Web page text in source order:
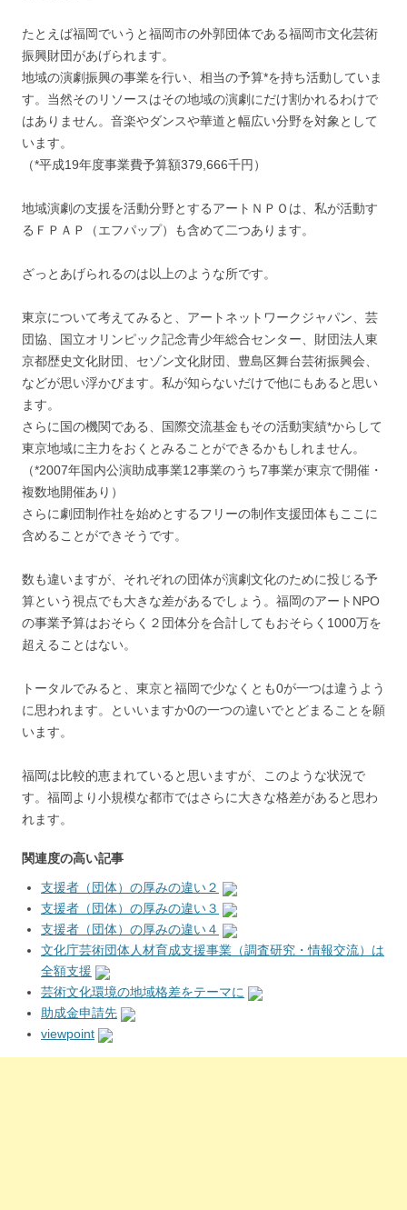
たとえば福岡でいうと福岡市の外郭団体である福岡市文化芸術
振興財団があげられます。
地域の演劇振興の事業を行い、相当の予算*を持ち活動していま
す。当然そのリソースはその地域の演劇にだけ割かれるわけで
はありません。音楽やダンスや華道と幅広い分野を対象として
います。
（*平成19年度事業費予算額379,666千円）
地域演劇の支援を活動分野とするアートＮＰＯは、私が活動す
るＦＰＡＰ（エフパップ）も含めて二つあります。
ざっとあげられるのは以上のような所です。
東京について考えてみると、アートネットワークジャパン、芸
団協、国立オリンピック記念青少年総合センター、財団法人東
京都歴史文化財団、セゾン文化財団、豊島区舞台芸術振興会、
などが思い浮かびます。私が知らないだけで他にもあると思い
ます。
さらに国の機関である、国際交流基金もその活動実績*からして
東京地域に主力をおくとみることができるかもしれません。
（*2007年国内公演助成事業12事業のうち7事業が東京で開催・
複数地開催あり）
さらに劇団制作社を始めとするフリーの制作支援団体もここに
含めることができそうです。
数も違いますが、それぞれの団体が演劇文化のために投じる予
算という視点でも大きな差があるでしょう。福岡のアートNPO
の事業予算はおそらく２団体分を合計してもおそらく1000万を
超えることはない。
トータルでみると、東京と福岡で少なくとも0が一つは違うよう
に思われます。といいますか0の一つの違いでとどまることを願
います。
福岡は比較的恵まれていると思いますが、このような状況で
す。福岡より小規模な都市ではさらに大きな格差があると思わ
れます。
関連度の高い記事
支援者（団体）の厚みの違い２
支援者（団体）の厚みの違い３
支援者（団体）の厚みの違い４
文化庁芸術団体人材育成支援事業（調査研究・情報交流）は
全額支援
芸術文化環境の地域格差をテーマに
助成金申請先
viewpoint